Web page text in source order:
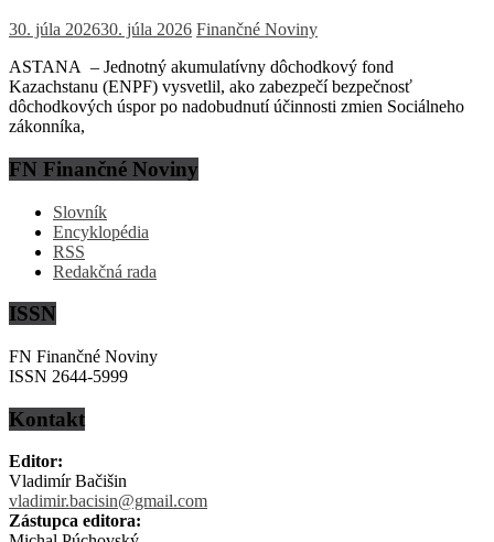
30. júla 202630. júla 2026 Finančné Noviny
ASTANA – Jednotný akumulatívny dôchodkový fond
Kazachstanu (ENPF) vysvetlil, ako zabezpečí bezpečnosť
dôchodkových úspor po nadobudnutí účinnosti zmien Sociálneho
zákonníka,
FN Finančné Noviny
Slovník
Encyklopédia
RSS
Redakčná rada
ISSN
FN Finančné Noviny
ISSN 2644-5999
Kontakt
Editor:
Vladimír Bačišin
vladimir.bacisin@gmail.com
Zástupca editora: